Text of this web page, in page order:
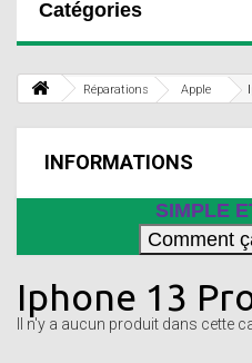
Catégories
Réparations Apple
INFORMATIONS
SIMPLE
Iphone 13
Il n'y a aucun produit dans cette